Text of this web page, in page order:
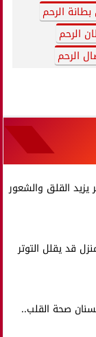
الرحم
الرحم
الرحم
القلق والشعور
قد يقلل التوتر
صحة القلب..